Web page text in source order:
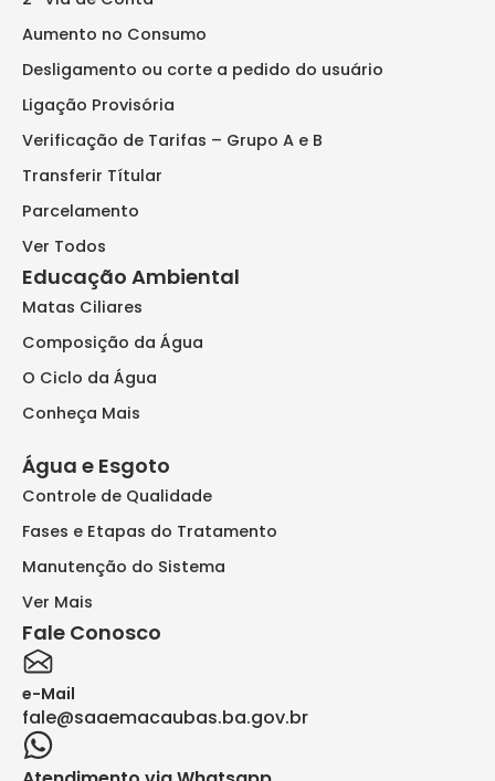
Aumento no Consumo
Desligamento ou corte a pedido do usuário
Ligação Provisória
Verificação de Tarifas – Grupo A e B
Transferir Títular
Parcelamento
Ver Todos
Educação Ambiental
Matas Ciliares
Composição da Água
O Ciclo da Água
Conheça Mais
Água e Esgoto
Controle de Qualidade
Fases e Etapas do Tratamento
Manutenção do Sistema
Ver Mais
Fale Conosco
e-Mail
fale@saaemacaubas.ba.gov.br